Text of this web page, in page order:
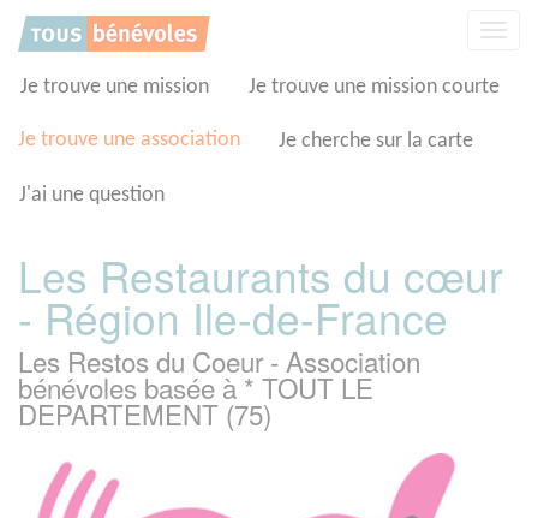
Je trouve une mission Je trouve une mission courte
Je trouve une association Je cherche sur la carte
J'ai une question
Les Restaurants du cœur
- Région Ile-de-France
Les Restos du Coeur - Association
bénévoles basée à * TOUT LE
DEPARTEMENT (75)
Panneau de gestion des cookies